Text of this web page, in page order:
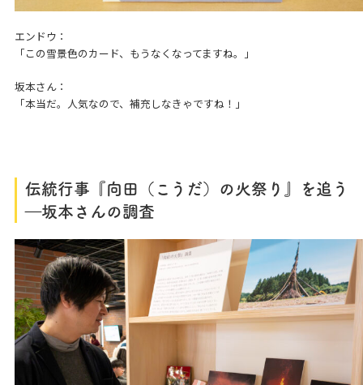
エンドウ：
「この雪景色のカード、もうなくなってますね。」
坂本さん：
「本当だ。人気なので、補充しなきゃですね！」
伝統行事 『向田（こうだ）の火祭り
を追う
―坂本さんの調査